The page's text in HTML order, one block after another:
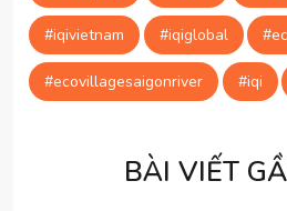
#iqivietnam #iqiglobal
#ecovillagesaigonriver #iqi
BÀI VIẾT